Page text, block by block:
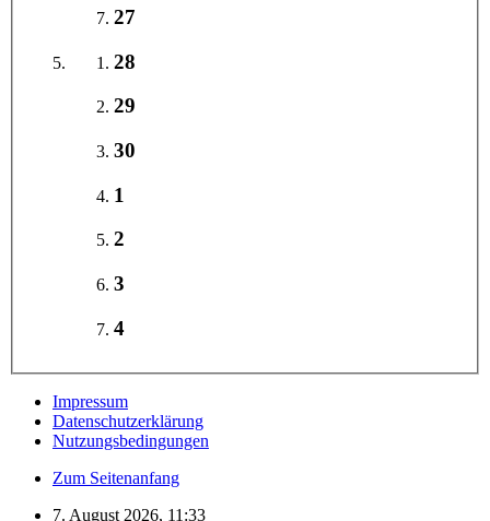
27
28
29
30
1
2
3
4
Impressum
Datenschutzerklärung
Nutzungsbedingungen
Zum Seitenanfang
7. August 2026, 11:33